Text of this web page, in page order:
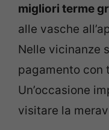
migliori terme
alle vasche
Nelle vicinanze
pagamento con
Un’occasione
visitare la